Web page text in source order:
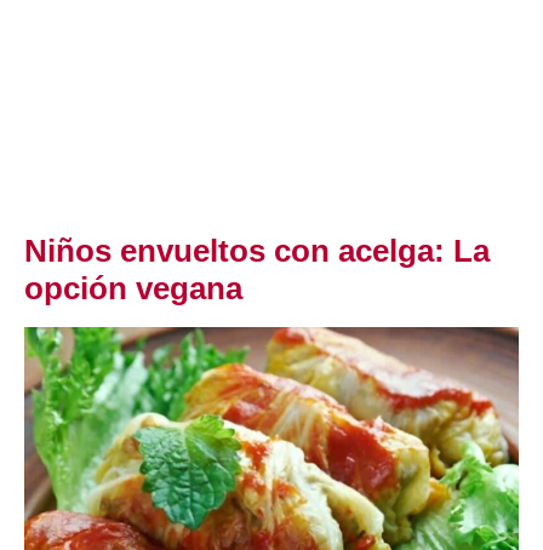
Niños envueltos con acelga: La
opción vegana